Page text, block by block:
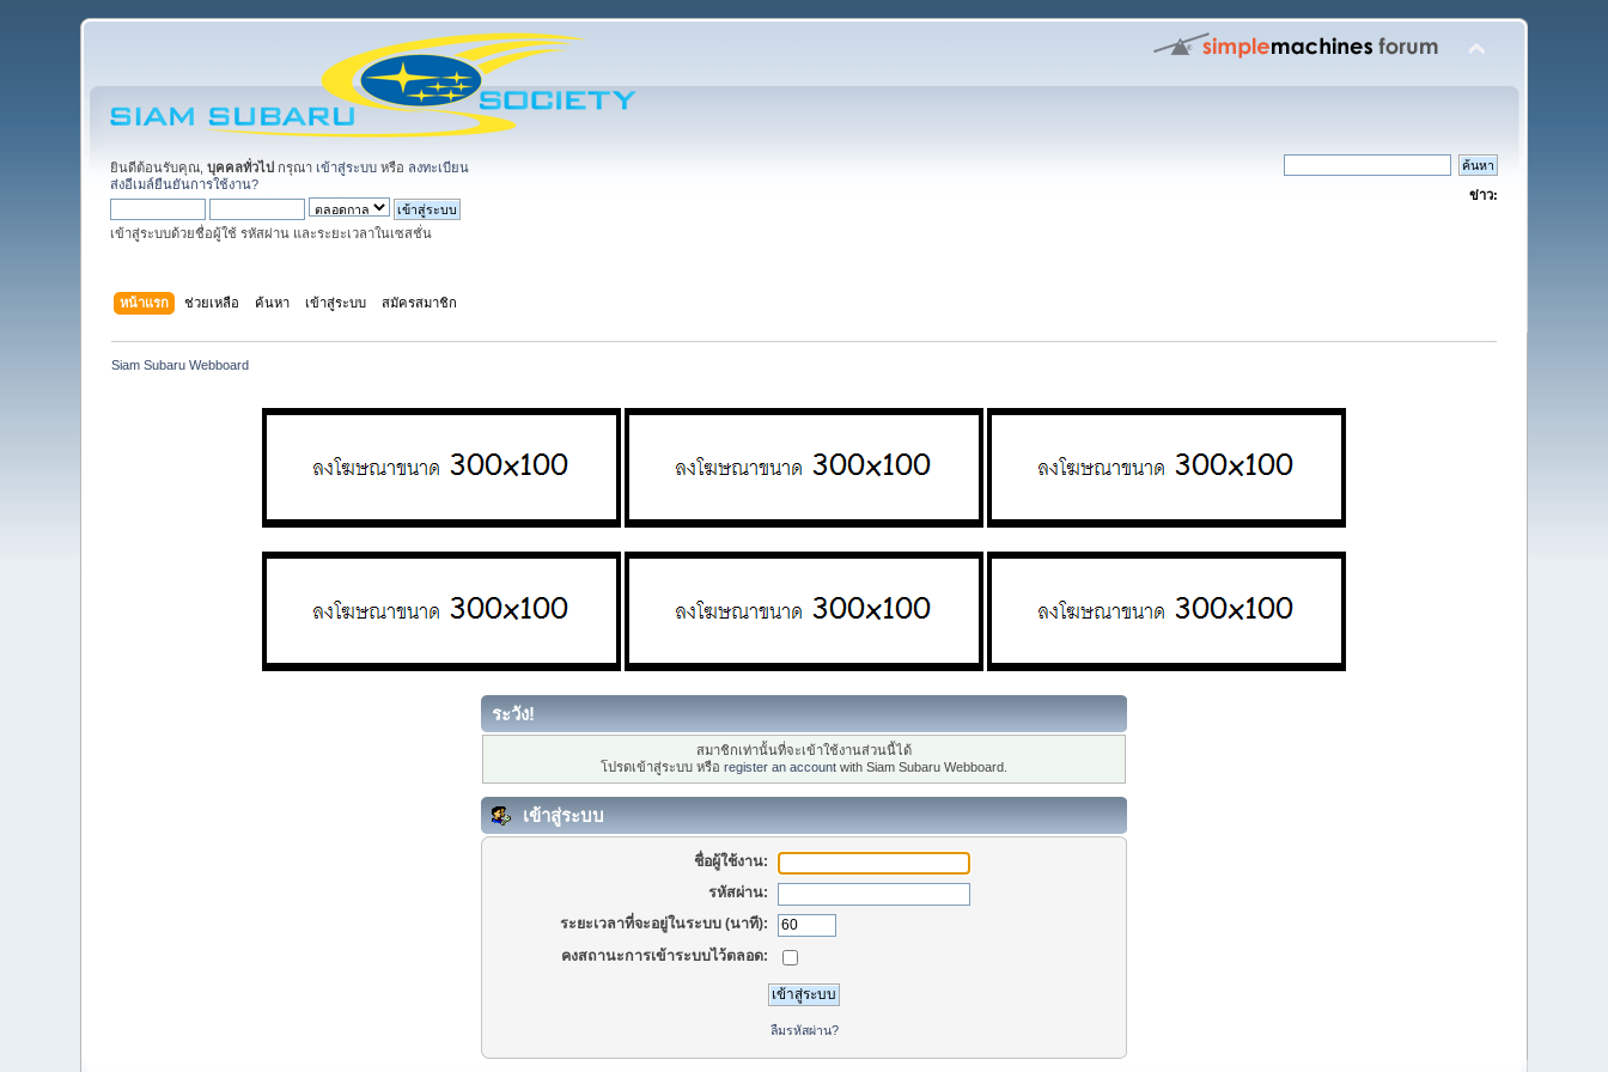
ยินดีต้อนรับคุณ,บุคคลทั่วไป กรุณา เข้าสู่ระบบ หรือ ลงทะเบียน
ส่งอีเมล์ยืนยันการใช้งาน?
เข้าสู่ระบบด้วยชื่อผู้ใช้ รหัสผ่าน และระยะเวลาในเซสชั่น
ข่าว:
หน้าแรก ช่วยเหลือ ค้นหา เข้าสู่ระบบ สมัครสมาชิก
Siam Subaru Webboard
ระวัง!
สมาชิกเท่านั้นที่จะเข้าใช้งานส่วนนี้ได้
โปรดเข้าสู่ระบบ หรือ register an account with Siam Subaru Webboard.
เข้าสู่ระบบ
ชื่อผู้ใช้งาน:
รหัสผ่าน:
ระยะเวลาที่จะอยู่ในระบบ (นาที):
คงสถานะการเข้าระบบไว้ตลอด:
ลืมรหัสผ่าน?